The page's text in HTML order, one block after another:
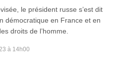
le président russe s’est dit
démocratique en France et en
droits de l’homme.
à 14h00